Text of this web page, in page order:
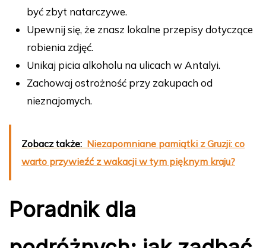
być zbyt natarczywe.
Upewnij się, że znasz lokalne przepisy dotyczące
robienia zdjęć.
Unikaj picia alkoholu na ulicach w Antalyi.
Zachowaj ostrożność przy zakupach od
nieznajomych.
Zobacz także: Niezapomniane pamiątki z Gruzji: co
warto przywieźć z wakacji w tym pięknym kraju?
Poradnik dla